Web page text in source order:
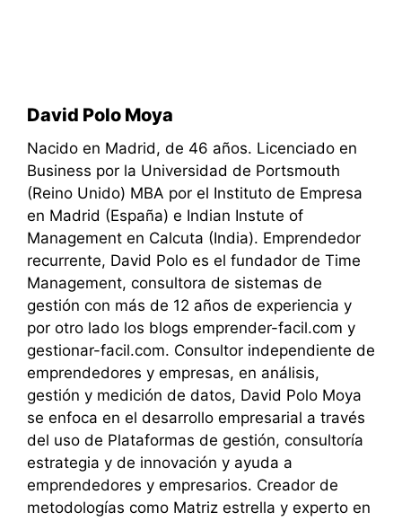
David Polo Moya
Nacido en Madrid, de 46 años. Licenciado en
Business por la Universidad de Portsmouth
(Reino Unido) MBA por el Instituto de Empresa
en Madrid (España) e Indian Instute of
Management en Calcuta (India). Emprendedor
recurrente, David Polo es el fundador de Time
Management, consultora de sistemas de
gestión con más de 12 años de experiencia y
por otro lado los blogs emprender-facil.com y
gestionar-facil.com. Consultor independiente de
emprendedores y empresas, en análisis,
gestión y medición de datos, David Polo Moya
se enfoca en el desarrollo empresarial a través
del uso de Plataformas de gestión, consultoría
estrategia y de innovación y ayuda a
emprendedores y empresarios. Creador de
metodologías como Matriz estrella y experto en